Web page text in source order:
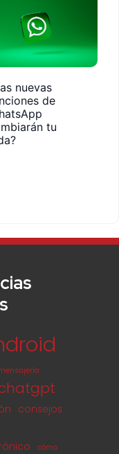
nuevas
de
tu
consejos
cómo